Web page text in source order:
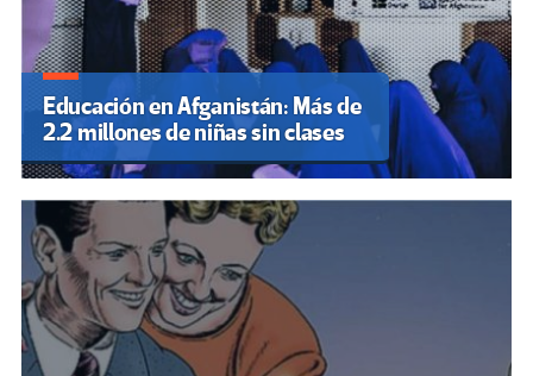
Educación en Afganistán: Más de
2.2 millones de niñas sin clases